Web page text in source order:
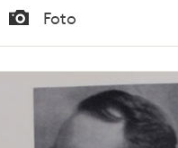
Tid
Typ
Foto